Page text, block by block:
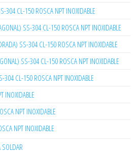
304 CL-150 ROSCA NPT INOXIDABLE
SS-304 CL-150 ROSCA NPT INOXIDABLE
SS-304 CL-150 ROSCA NPT INOXIDABLE
SS-304 CL-150 ROSCA NPT INOXIDABLE
304 CL-150 ROSCA NPT INOXIDABLE
INOXIDABLE
NPT INOXIDABLE
NPT INOXIDABLE
SOLDAR